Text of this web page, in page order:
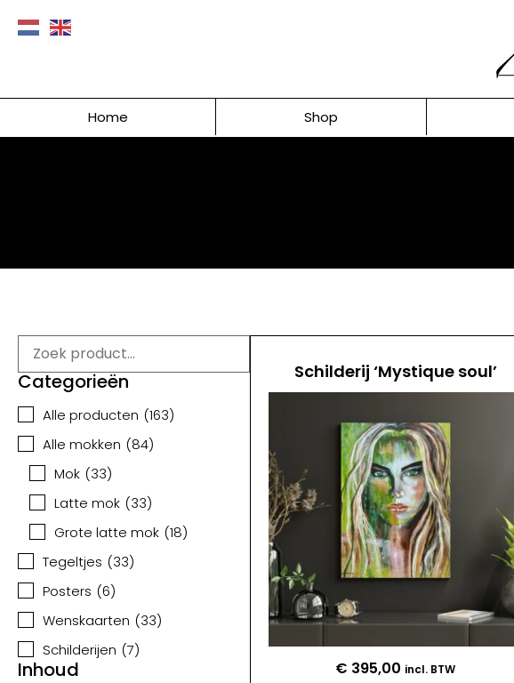
Home Shop
Categorieën
Alle producten (163)
Alle mokken (84)
Mok (33)
Latte mok (33)
Grote latte mok (18)
Tegeltjes (33)
Posters (6)
Wenskaarten (33)
Schilderijen (7)
Inhoud
Schilderij ‘Mystique soul’
€ 395,00 incl. BTW